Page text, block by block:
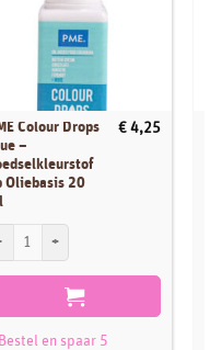
op Oliebasis 20 ml aantal
Colour Drops
–
Oliebasis 20
€ 4,25
Colour Drops Blue -
Bestel en spaar 5